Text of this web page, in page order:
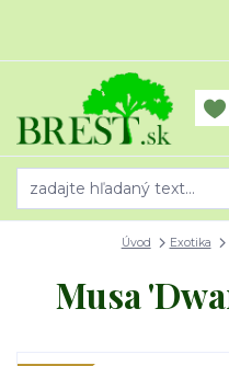
Úvod Exotika
Musa